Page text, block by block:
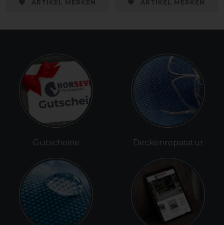
ARTIKEL MERKEN ARTIKEL MERKEN
Gutscheine Deckenreparatur